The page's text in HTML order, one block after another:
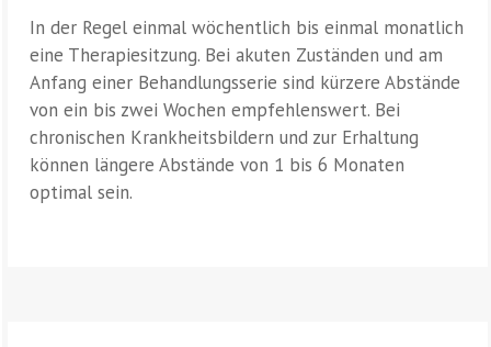
In der Regel einmal wöchentlich bis einmal monatlich
eine Therapiesitzung. Bei akuten Zuständen und am
Anfang einer Behandlungsserie sind kürzere Abstände
von ein bis zwei Wochen empfehlenswert. Bei
chronischen Krankheitsbildern und zur Erhaltung
können längere Abstände von 1 bis 6 Monaten
optimal sein.